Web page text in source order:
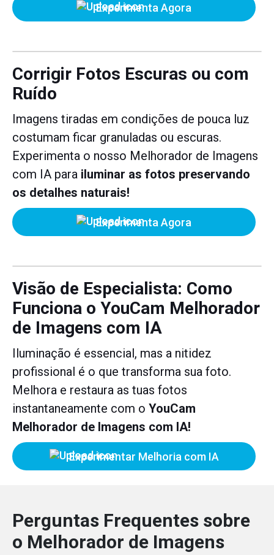
Experimenta Agora
Corrigir Fotos Escuras ou com
Ruído
Imagens tiradas em condições de pouca luz
costumam ficar granuladas ou escuras.
Experimenta o nosso Melhorador de Imagens
com IA para iluminar as fotos preservando
os detalhes naturais!
Experimenta Agora
Visão de Especialista: Como
Funciona o YouCam Melhorador
de Imagens com IA
Iluminação é essencial, mas a nitidez
profissional é o que transforma sua foto.
Melhora e restaura as tuas fotos
instantaneamente com o YouCam
Melhorador de Imagens com IA!
Experimentar Melhoria com IA
Perguntas Frequentes sobre
o Melhorador de Imagens